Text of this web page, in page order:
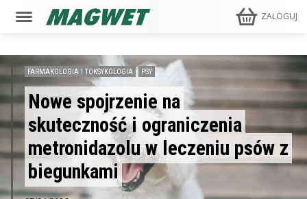
ZALOGUJ
FARMAKOLOGIA I TOKSYKOLOGIA PSY
Nowe spojrzenie na
skuteczność i ograniczenia
metronidazolu w leczeniu psów z
biegunkami